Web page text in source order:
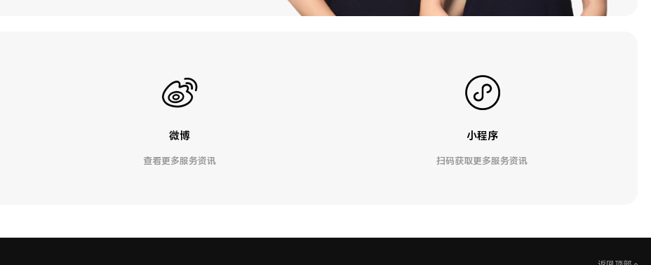
微博
查看更多服务资讯
小程序
扫码获取更多服务资讯